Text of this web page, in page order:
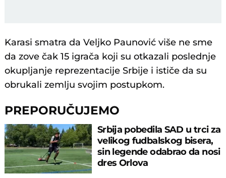
Karasi smatra da Veljko Paunović više ne sme
da zove čak 15 igrača koji su otkazali poslednje
okupljanje reprezentacije Srbije i ističe da su
obrukali zemlju svojim postupkom.
PREPORUČUJEMO
Srbija pobedila SAD u trci za
velikog fudbalskog bisera,
sin legende odabrao da nosi
dres Orlova